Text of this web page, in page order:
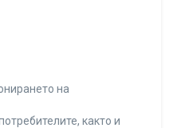
на
както и